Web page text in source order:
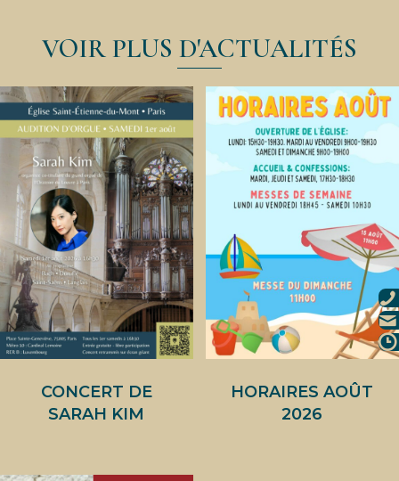
VOIR PLUS D'ACTUALITÉS
CONCERT DE
SARAH KIM
HORAIRES AOÛT
2026